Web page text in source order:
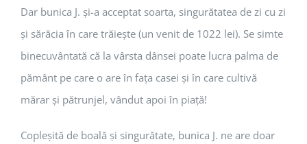
Dar bunica J. și-a acceptat soarta, singurătatea de zi cu zi
și sărăcia în care trăiește (un venit de 1022 lei). Se simte
binecuvântată că la vârsta dânsei poate lucra palma de
pământ pe care o are în fața casei și în care cultivă
mărar și pătrunjel, vândut apoi în piață!
Copleșită de boală și singurătate, bunica J. ne are doar